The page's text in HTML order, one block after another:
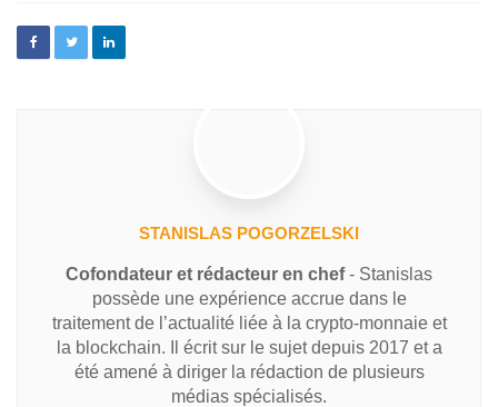
STANISLAS POGORZELSKI
Cofondateur et rédacteur en chef- Stanislas
possède une expérience accrue dans le
traitement de l’actualité liée à la crypto-monnaie et
la blockchain. Il écrit sur le sujet depuis 2017 et a
été amené à diriger la rédaction de plusieurs
médias spécialisés.